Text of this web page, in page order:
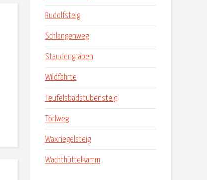
Rudolfsteig
Schlangenweg
Staudengraben
Wildfährte
Teufelsbadstubensteig
Törlweg
Waxriegelsteig
Wachthüttelkamm